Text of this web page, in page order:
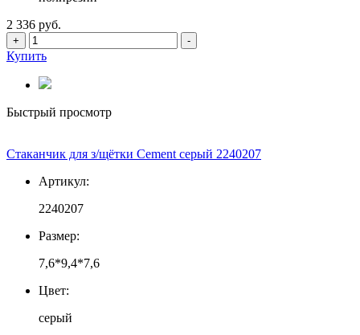
2 336 руб.
+ -
Купить
Быстрый просмотр
Стаканчик для з/щётки Cement серый 2240207
Артикул:
2240207
Размер:
7,6*9,4*7,6
Цвет:
серый